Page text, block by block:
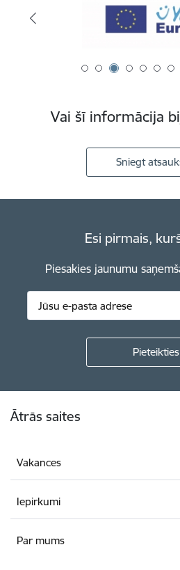
Vai šī informācija
Sniegt
Esi pirmais,
Piesakies jaunumu
Ātrās saites
Vakances
Iepirkumi
Par mums